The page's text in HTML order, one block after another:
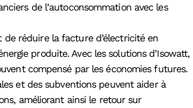
de l’autoconsommation avec les
de réduire la facture d’électricité en
produite. Avec les solutions d’Isowatt,
compensé par les économies futures.
et des subventions peuvent aider à
améliorant ainsi le retour sur